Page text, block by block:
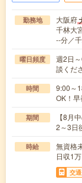
勤務地 大阪府
千林大
--分／
曜日頻度
週2日
談くだ
時間
9:00～
OK！
期間
【8月
2～3日
時給
無資格
日収1
交